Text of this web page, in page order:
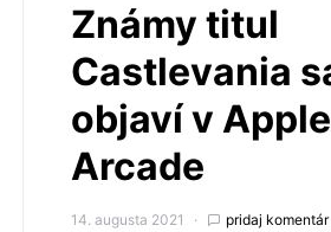
Známy titul
Castlevania
objaví v Apple
Arcade
14. augusta 2021 pridaj komentár